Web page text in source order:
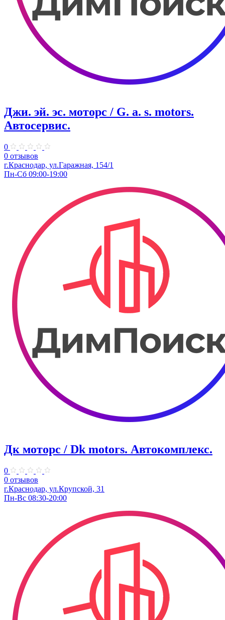
Джи. эй. эс. моторс / G. a. s. motors.
Автосервис.
0
0 отзывов
г.Краснодар, ул.​Гаражная, 154/1
Пн-Сб 09:00-19:00
Дк моторс / Dk motors. ​Автокомплекс.
0
0 отзывов
г.Краснодар, ул.Крупской, 31
Пн-Вс 08:30-20:00